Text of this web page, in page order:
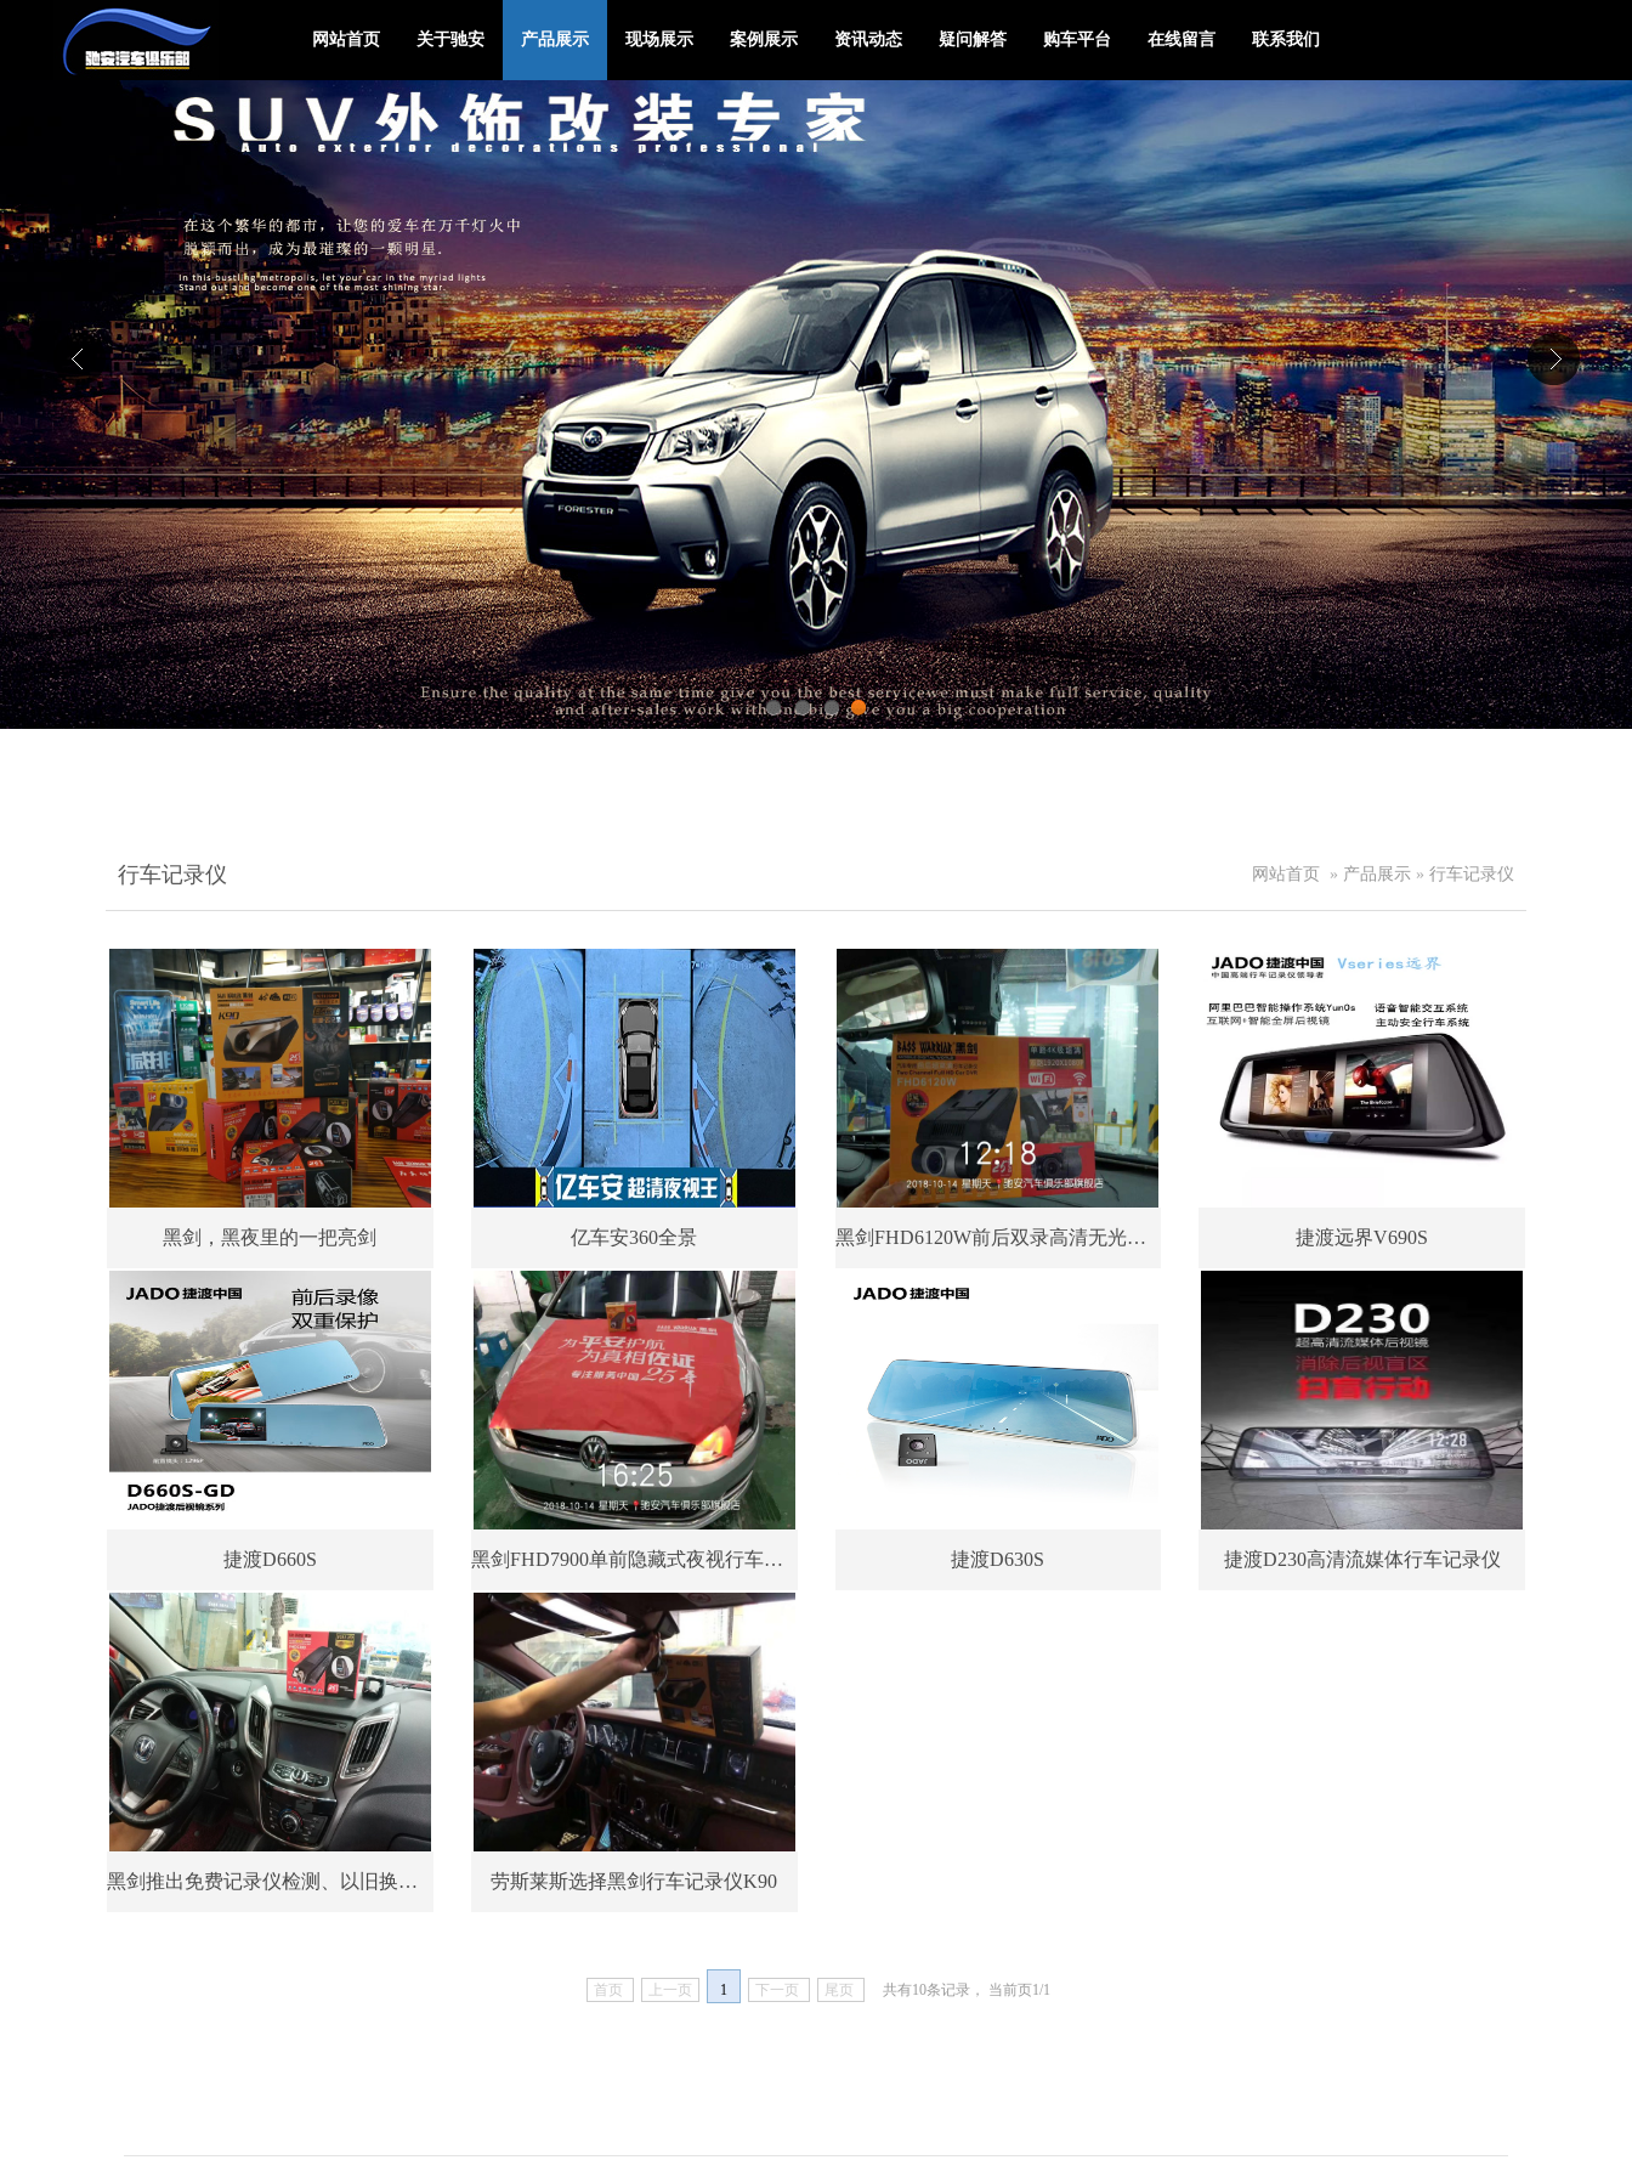
网站首页 关于驰安 产品展示 现场展示 案例展示 资讯动态 疑问解答 购车平台 在线留言 联系我们
1 2 3 4
行车记录仪 网站首页 » 产品展示 » 行车记录仪
黑剑，黑夜里的一把亮剑 亿车安360全景 黑剑FHD6120W前后双录高清无光夜视隐藏式记录仪 捷渡远界V690S
捷渡D660S 黑剑FHD7900单前隐藏式夜视行车记录仪 捷渡D630S 捷渡D230高清流媒体行车记录仪
黑剑推出免费记录仪检测、以旧换新活动 劳斯莱斯选择黑剑行车记录仪K90
首页 上一页 1 下一页 尾页 共有10条记录， 当前页1/1